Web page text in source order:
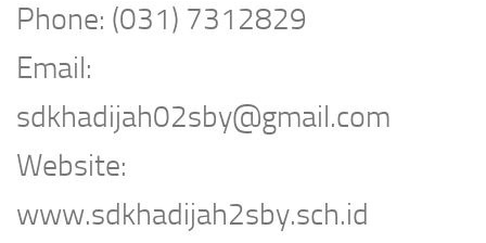
Phone: (031) 7312829
Email:
sdkhadijah02sby@gmail.com
Website:
www.sdkhadijah2sby.sch.id